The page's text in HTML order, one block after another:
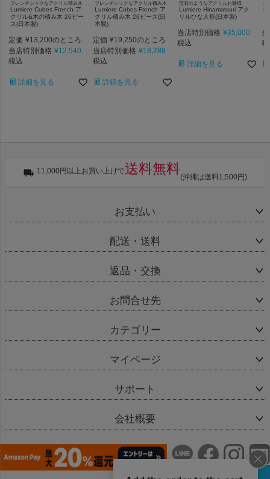
フレンチシックなアクリル積み木
Lumiere Cubes French ア
クリル&木の積み木 26ピー
ス(日本製)
定価 ¥13,200のところ
当店特別価格 ¥12,540
税込
詳細を見る
フレンチシックなアクリル積み木
Lumiere Cubes French ア
クリル積み木 26ピース(日
本製)
定価 ¥19,250のところ
当店特別価格 ¥18,288
税込
詳細を見る
宝石のようなアクリルお雛様
Lumiere Hinamatsuri アク
リルひな人形(日本製)
当店特別価格 ¥35,000
税込
詳細を見る
幸
税
11,000円以上お買い上げで送料無料
(沖縄は送料1,500円)
お支払い
配送・送料
返品・交換
お問合せ先
カテゴリー
マイページ
サポート
会社概要